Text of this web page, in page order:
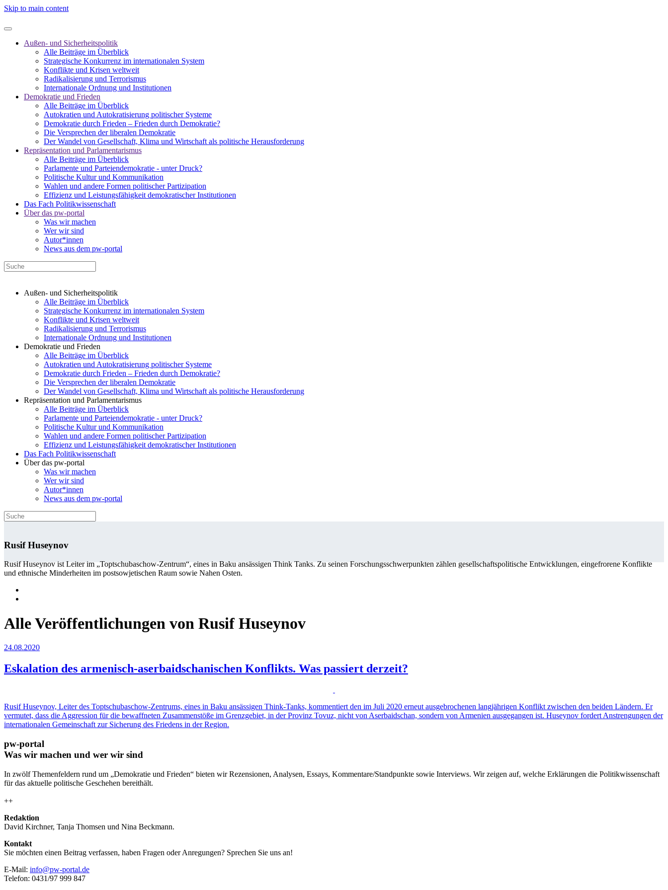
Skip to main content
Außen- und Sicherheitspolitik
Alle Beiträge im Überblick
Strategische Konkurrenz im internationalen System
Konflikte und Krisen weltweit
Radikalisierung und Terrorismus
Internationale Ordnung und Institutionen
Demokratie und Frieden
Alle Beiträge im Überblick
Autokratien und Autokratisierung politischer Systeme
Demokratie durch Frieden – Frieden durch Demokratie?
Die Versprechen der liberalen Demokratie
Der Wandel von Gesellschaft, Klima und Wirtschaft als politische Herausforderung
Repräsentation und Parlamentarismus
Alle Beiträge im Überblick
Parlamente und Parteiendemokratie - unter Druck?
Politische Kultur und Kommunikation
Wahlen und andere Formen politischer Partizipation
Effizienz und Leistungsfähigkeit demokratischer Institutionen
Das Fach Politikwissenschaft
Über das pw-portal
Was wir machen
Wer wir sind
Autor*innen
News aus dem pw-portal
Außen- und Sicherheitspolitik
Alle Beiträge im Überblick
Strategische Konkurrenz im internationalen System
Konflikte und Krisen weltweit
Radikalisierung und Terrorismus
Internationale Ordnung und Institutionen
Demokratie und Frieden
Alle Beiträge im Überblick
Autokratien und Autokratisierung politischer Systeme
Demokratie durch Frieden – Frieden durch Demokratie?
Die Versprechen der liberalen Demokratie
Der Wandel von Gesellschaft, Klima und Wirtschaft als politische Herausforderung
Repräsentation und Parlamentarismus
Alle Beiträge im Überblick
Parlamente und Parteiendemokratie - unter Druck?
Politische Kultur und Kommunikation
Wahlen und andere Formen politischer Partizipation
Effizienz und Leistungsfähigkeit demokratischer Institutionen
Das Fach Politikwissenschaft
Über das pw-portal
Was wir machen
Wer wir sind
Autor*innen
News aus dem pw-portal
Rusif Huseynov
Rusif Huseynov ist Leiter im „Toptschubaschow-Zentrum“, eines in Baku ansässigen Think Tanks. Zu seinen Forschungsschwerpunkten zählen gesellschaftspolitische Entwicklungen, eingefrorene Konflikte
und ethnische Minderheiten im postsowjetischen Raum sowie Nahen Osten.
Alle Veröffentlichungen von Rusif Huseynov
24.08.2020
Eskalation des armenisch-aserbaidschanischen Konflikts. Was passiert derzeit?
Rusif Huseynov, Leiter des Toptschubaschow-Zentrums, eines in Baku ansässigen Think-Tanks, kommentiert den im Juli 2020 erneut ausgebrochenen langjährigen Konflikt zwischen den beiden Ländern. Er
vermutet, dass die Aggression für die bewaffneten Zusammenstöße im Grenzgebiet, in der Provinz Tovuz, nicht von Aserbaidschan, sondern von Armenien ausgegangen ist. Huseynov fordert Anstrengungen der
internationalen Gemeinschaft zur Sicherung des Friedens in der Region.
pw-portal
Was wir machen und wer wir sind
In zwölf Themenfeldern rund um „Demokratie und Frieden“ bieten wir Rezensionen, Analysen, Essays, Kommentare/Standpunkte sowie Interviews. Wir zeigen auf, welche Erklärungen die Politikwissenschaft
für das aktuelle politische Geschehen bereithält.
++
Redaktion
David Kirchner, Tanja Thomsen und Nina Beckmann.
Kontakt
Sie möchten einen Beitrag verfassen, haben Fragen oder Anregungen? Sprechen Sie uns an!
E-Mail: info@pw-portal.de
Telefon: 0431/97 999 847